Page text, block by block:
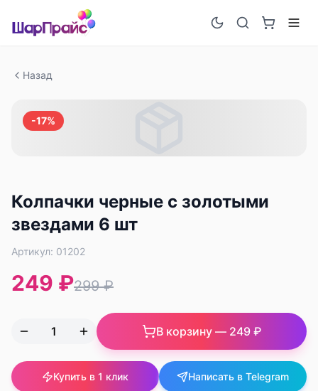
Назад
-17%
Колпачки черные с золотыми
звездами 6 шт
Артикул: 01202
249 ₽299 ₽
В корзину — 249 ₽
Купить в 1 клик Написать в Telegram